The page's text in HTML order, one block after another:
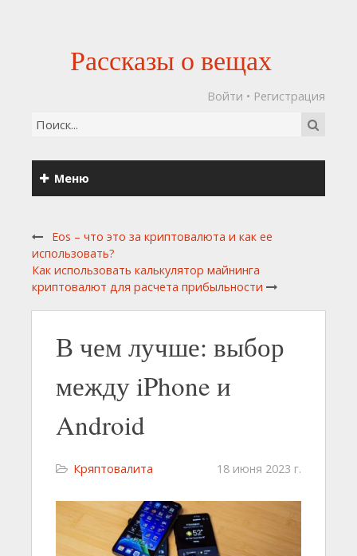
Рассказы о вещах
Войти • Регистрация
Меню
Eos – что это за криптовалюта и как ее
использовать?
Как использовать калькулятор майнинга
криптовалют для расчета прибыльности
В чем лучше: выбор
между iPhone и
Android
Кряптовалита 18 июня 2023 г.